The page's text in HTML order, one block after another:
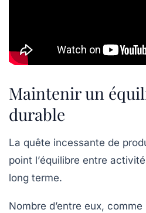
Maintenir un
durable
La quête incessante de
point l’équilibre entre
long terme.
Nombre d’entre eux,